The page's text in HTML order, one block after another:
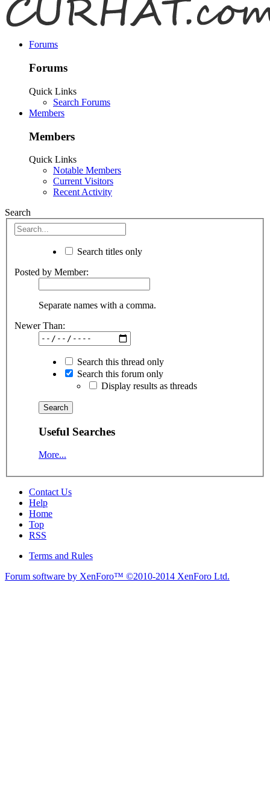
Forums
Forums
Quick Links
Search Forums
Members
Members
Quick Links
Notable Members
Current Visitors
Recent Activity
Search
Search titles only
Posted by Member:
Separate names with a comma.
Newer Than:
Search this thread only
Search this forum only
Display results as threads
Useful Searches
More...
Contact Us
Help
Home
Top
RSS
Terms and Rules
Forum software by XenForo™ ©2010-2014 XenForo Ltd.